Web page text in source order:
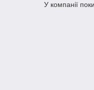
У компанії